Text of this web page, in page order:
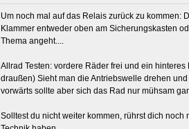
Um noch mal auf das Relais zurück zu kommen:
Klammer entweder oben am Sicherungskasten
Thema angeht....
Allrad Testen: vordere Räder frei und ein
draußen) Sieht man die Antriebswelle drehen
vorwärts sollte aber sich das Rad nur mühsam
Solltest du nicht weiter kommen, rührst dich